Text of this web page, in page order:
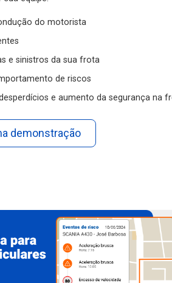
do motorista
e sinistros da sua frota
de riscos
e aumento da segurança na
demonstração